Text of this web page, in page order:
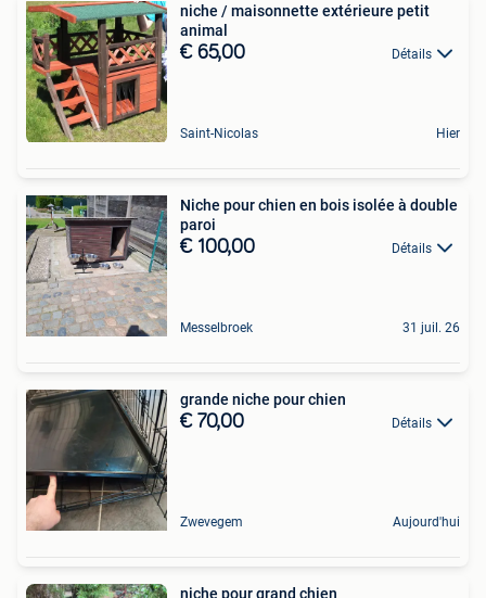
niche / maisonnette extérieure petit
animal
€ 65,00 Détails
Saint-Nicolas Hier
Niche pour chien en bois isolée à double
paroi
€ 100,00 Détails
Messelbroek 31 juil. 26
grande niche pour chien
€ 70,00 Détails
Zwevegem Aujourd'hui
niche pour grand chien